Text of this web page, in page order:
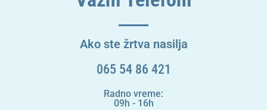
Ako ste žrtva nasilja
065 54 86 421
Radno vreme:
09h - 16h